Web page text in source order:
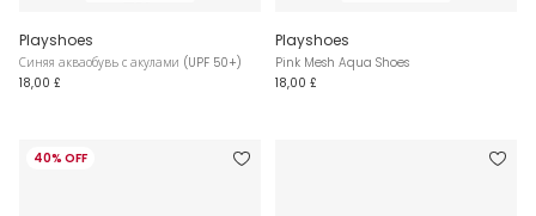
Playshoes
Синяя акваобувь с акулами (UPF 50+)
18,00 £
Playshoes
Pink Mesh Aqua Shoes
18,00 £
40% OFF